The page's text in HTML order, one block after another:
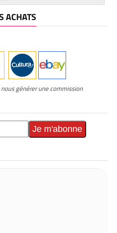
ACHATS
générer une commission